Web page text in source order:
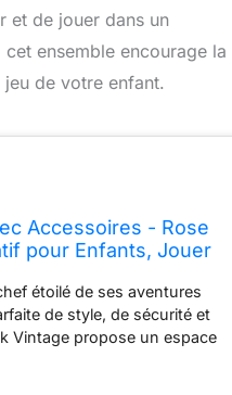
et de jouer dans un
ensemble encourage la
de votre enfant.
Accessoires - Rose
pour Enfants, Jouer
étoilé de ses aventures
de style, de sécurité et
Vintage propose un espace
des heures de jeu